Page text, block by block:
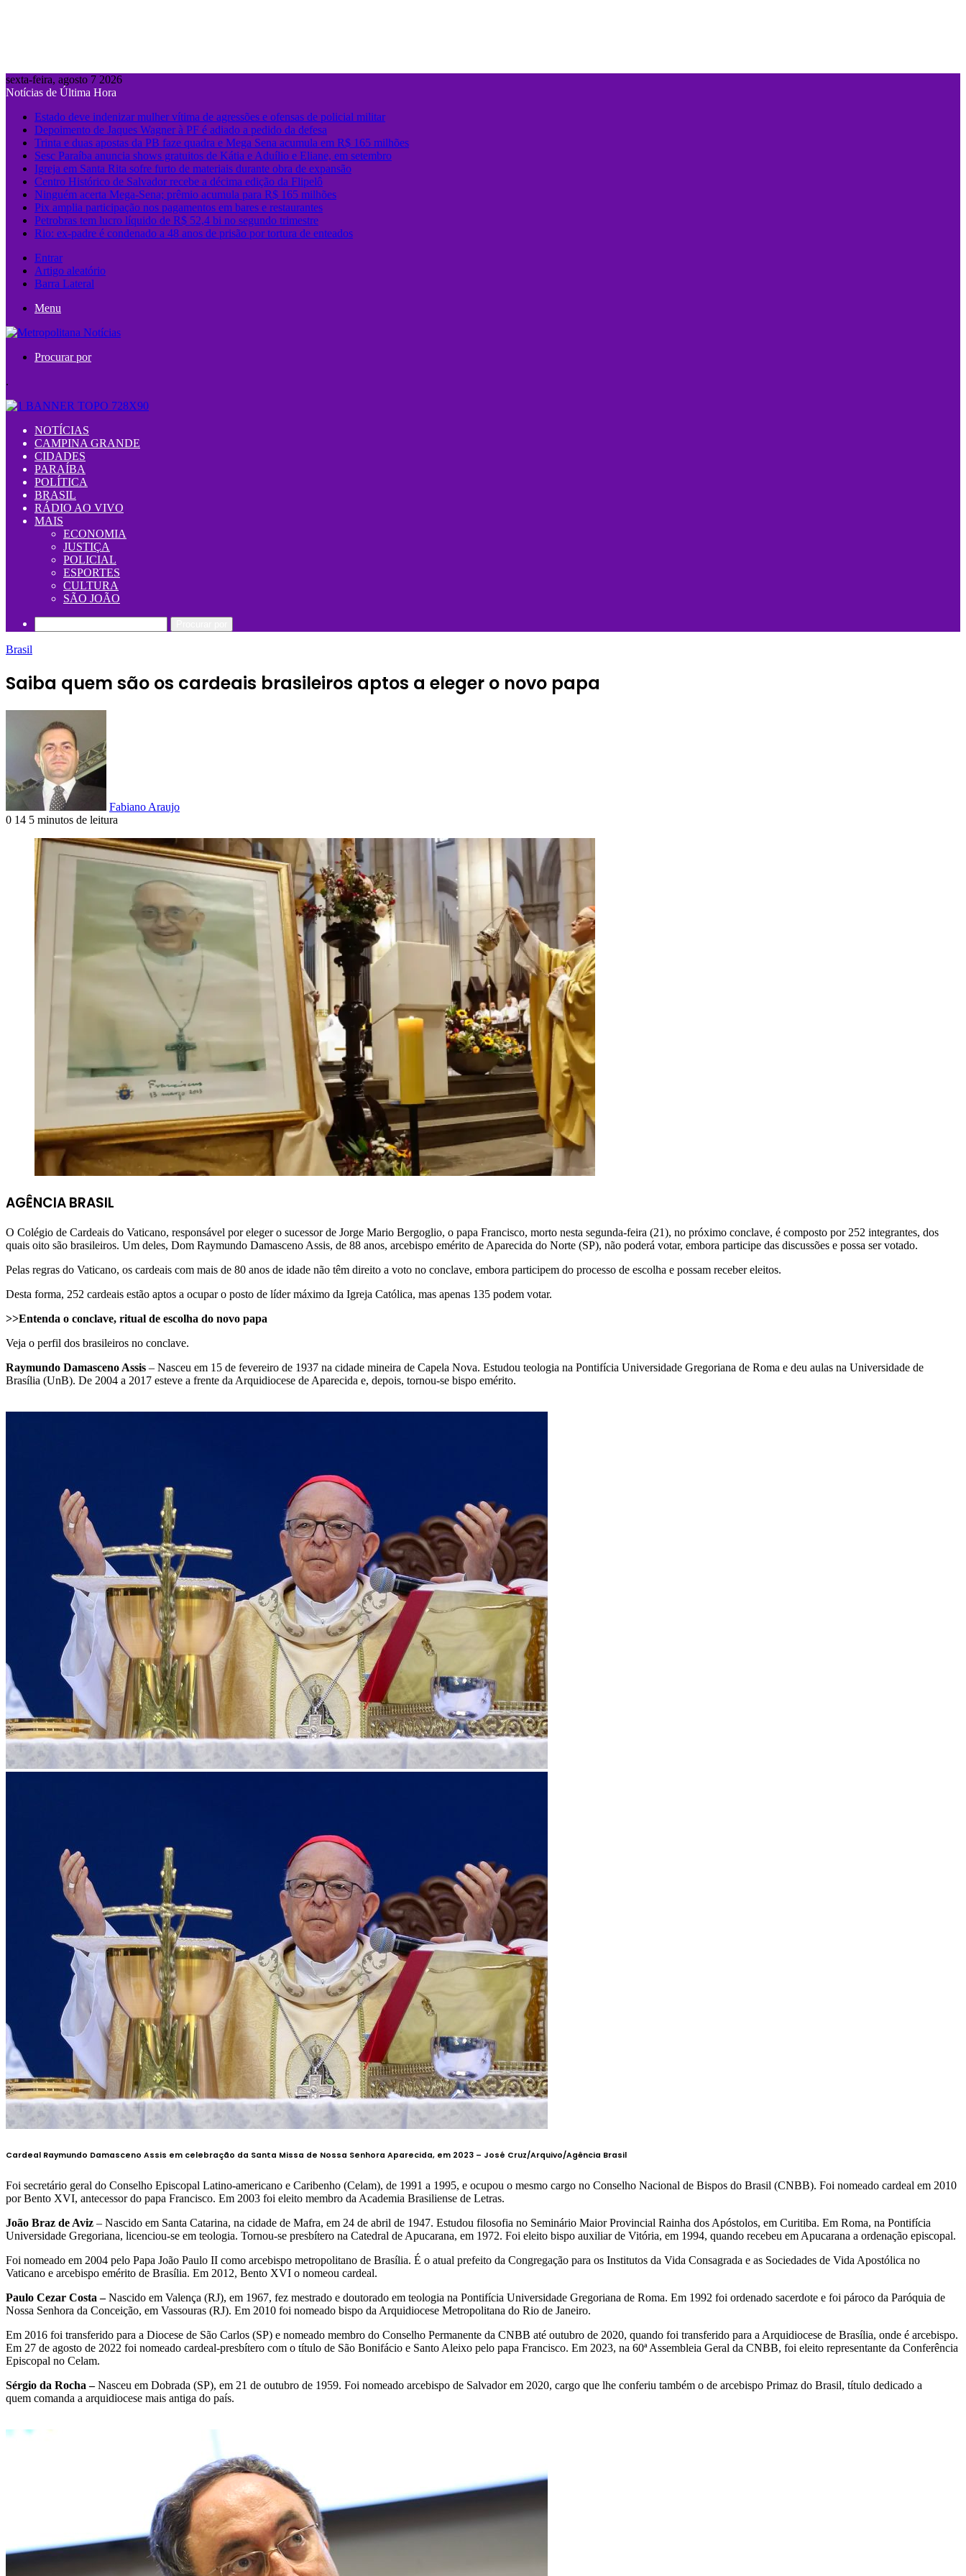
sexta-feira, agosto 7 2026
Notícias de Última Hora
Estado deve indenizar mulher vítima de agressões e ofensas de policial militar
Depoimento de Jaques Wagner à PF é adiado a pedido da defesa
Trinta e duas apostas da PB faze quadra e Mega Sena acumula em R$ 165 milhões
Sesc Paraíba anuncia shows gratuitos de Kátia e Aduílio e Eliane, em setembro
Igreja em Santa Rita sofre furto de materiais durante obra de expansão
Centro Histórico de Salvador recebe a décima edição da Flipelô
Ninguém acerta Mega-Sena; prêmio acumula para R$ 165 milhões
Pix amplia participação nos pagamentos em bares e restaurantes
Petrobras tem lucro líquido de R$ 52,4 bi no segundo trimestre
Rio: ex-padre é condenado a 48 anos de prisão por tortura de enteados
Entrar
Artigo aleatório
Barra Lateral
Menu
Procurar por
.
NOTÍCIAS
CAMPINA GRANDE
CIDADES
PARAÍBA
POLÍTICA
BRASIL
RÁDIO AO VIVO
MAIS
ECONOMIA
JUSTIÇA
POLICIAL
ESPORTES
CULTURA
SÃO JOÃO
Brasil
Saiba quem são os cardeais brasileiros aptos a eleger o novo papa
Fabiano Araujo
0 14 5 minutos de leitura
AGÊNCIA BRASIL
O Colégio de Cardeais do Vaticano, responsável por eleger o sucessor de Jorge Mario Bergoglio, o papa Francisco, morto nesta segunda-feira (21), no próximo conclave, é composto por 252 integrantes, dos
quais oito são brasileiros. Um deles, Dom Raymundo Damasceno Assis, de 88 anos, arcebispo emérito de Aparecida do Norte (SP), não poderá votar, embora participe das discussões e possa ser votado.
Pelas regras do Vaticano, os cardeais com mais de 80 anos de idade não têm direito a voto no conclave, embora participem do processo de escolha e possam receber eleitos.
Desta forma, 252 cardeais estão aptos a ocupar o posto de líder máximo da Igreja Católica, mas apenas 135 podem votar.
>>Entenda o conclave, ritual de escolha do novo papa
Veja o perfil dos brasileiros no conclave.
Raymundo Damasceno Assis – Nasceu em 15 de fevereiro de 1937 na cidade mineira de Capela Nova. Estudou teologia na Pontifícia Universidade Gregoriana de Roma e deu aulas na Universidade de
Brasília (UnB). De 2004 a 2017 esteve a frente da Arquidiocese de Aparecida e, depois, tornou-se bispo emérito.
Cardeal Raymundo Damasceno Assis em celebração da Santa Missa de Nossa Senhora Aparecida, em 2023 – José Cruz/Arquivo/Agência Brasil
Foi secretário geral do Conselho Episcopal Latino-americano e Caribenho (Celam), de 1991 a 1995, e ocupou o mesmo cargo no Conselho Nacional de Bispos do Brasil (CNBB). Foi nomeado cardeal em 2010
por Bento XVI, antecessor do papa Francisco. Em 2003 foi eleito membro da Academia Brasiliense de Letras.
João Braz de Aviz – Nascido em Santa Catarina, na cidade de Mafra, em 24 de abril de 1947. Estudou filosofia no Seminário Maior Provincial Rainha dos Apóstolos, em Curitiba. Em Roma, na Pontifícia
Universidade Gregoriana, licenciou-se em teologia. Tornou-se presbítero na Catedral de Apucarana, em 1972. Foi eleito bispo auxiliar de Vitória, em 1994, quando recebeu em Apucarana a ordenação episcopal.
Foi nomeado em 2004 pelo Papa João Paulo II como arcebispo metropolitano de Brasília. É o atual prefeito da Congregação para os Institutos da Vida Consagrada e as Sociedades de Vida Apostólica no
Vaticano e arcebispo emérito de Brasília. Em 2012, Bento XVI o nomeou cardeal.
Paulo Cezar Costa –Nascido em Valença (RJ), em 1967, fez mestrado e doutorado em teologia na Pontifícia Universidade Gregoriana de Roma. Em 1992 foi ordenado sacerdote e foi pároco da Paróquia de
Nossa Senhora da Conceição, em Vassouras (RJ). Em 2010 foi nomeado bispo da Arquidiocese Metropolitana do Rio de Janeiro.
Em 2016 foi transferido para a Diocese de São Carlos (SP) e nomeado membro do Conselho Permanente da CNBB até outubro de 2020, quando foi transferido para a Arquidiocese de Brasília, onde é arcebispo.
Em 27 de agosto de 2022 foi nomeado cardeal-presbítero com o título de São Bonifácio e Santo Aleixo pelo papa Francisco. Em 2023, na 60ª Assembleia Geral da CNBB, foi eleito representante da Conferência
Episcopal no Celam.
Sérgio da Rocha –Nasceu em Dobrada (SP), em 21 de outubro de 1959. Foi nomeado arcebispo de Salvador em 2020, cargo que lhe conferiu também o de arcebispo Primaz do Brasil, título dedicado a
quem comanda a arquidiocese mais antiga do país.